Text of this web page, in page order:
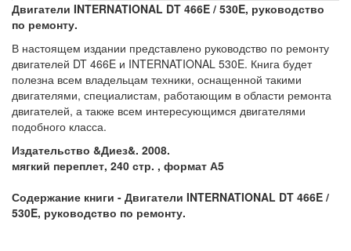
Двигатели INTERNATIONAL DT 466E / 530E, руководство
по ремонту.
В настоящем издании представлено руководство по ремонту
двигателей DT 466E и INTERNATIONAL 530E. Книга будет
полезна всем владельцам техники, оснащенной такими
двигателями, специалистам, работающим в области ремонта
двигателей, а также всем интересующимся двигателями
подобного класса.
Издательство &Диез&. 2008.
мягкий переплет, 240 стр. , формат А5
Содержание книги - Двигатели INTERNATIONAL DT 466E /
530E, руководство по ремонту.